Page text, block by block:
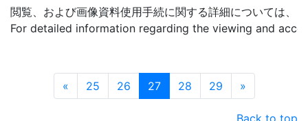
閲覧、および画像資料使用手続に関する詳細については、「
For detailed information regarding the viewing and
« Prev25 26 27 28 29 Next
»
Back to top